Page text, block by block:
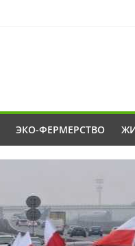
ЭКО-ФЕРМЕРСТВО